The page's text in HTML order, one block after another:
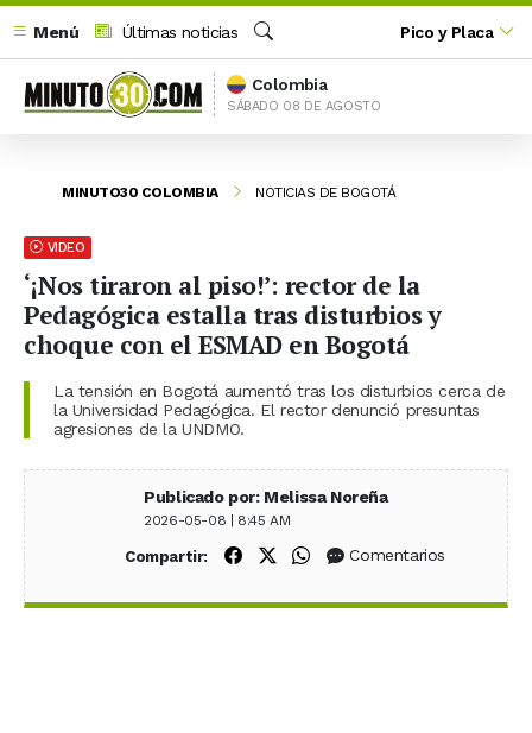
Menú
Últimas noticias
Buscar
Pico y Placa
Colombia
SÁBADO 08 DE AGOSTO
MINUTO30 COLOMBIA NOTICIAS DE BOGOTÁ
VIDEO
‘¡Nos tiraron al piso!’: rector de la
Pedagógica estalla tras disturbios y
choque con el ESMAD en Bogotá
La tensión en Bogotá aumentó tras los disturbios cerca de
la Universidad Pedagógica. El rector denunció presuntas
agresiones de la UNDMO.
Publicado por: Melissa Noreña
2026-05-08 | 8:45 AM
Compartir: Compartir en Facebook
Compartir en X (Twitter)
Compartir en WhatsApp
Comentarios